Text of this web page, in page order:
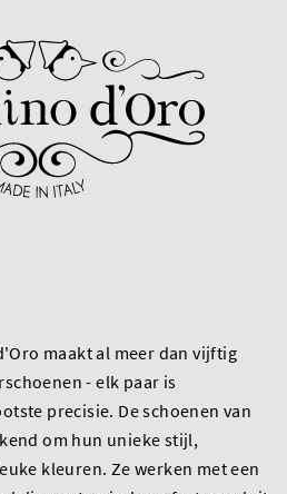
maakt al meer dan vijftig
- elk paar is
precisie. De schoenen van
om hun unieke stijl,
kleuren. Ze werken met een